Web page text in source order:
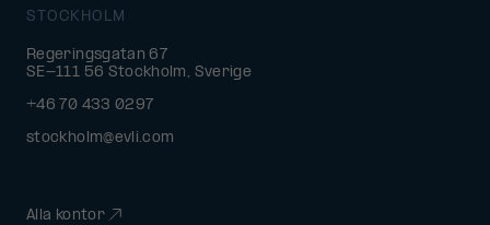
STOCKHOLM
Regeringsgatan 67
SE-111 56 Stockholm, Sverige
+46 70 433 0297
stockholm@evli.com
Alla kontor